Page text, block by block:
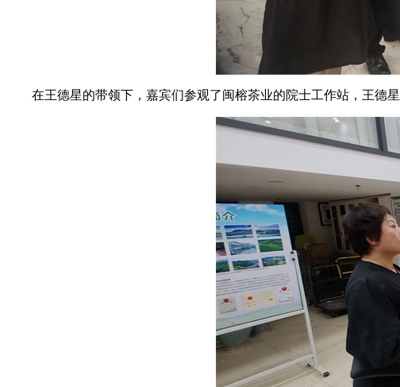
在王德星的带领下，嘉宾们参观了闽榕茶业的院士工作站， 王德星